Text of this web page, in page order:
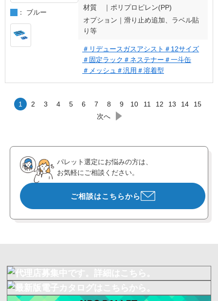
： ブルー
材質 ｜ ポリプロピレン(PP)
オプション｜ 滑り止め追加、ラベル貼
り等
＃リデュースガスアシスト ＃12サイズ
＃固定ラック ＃ネステナー ＃一斗缶
＃メッシュ ＃汎用 ＃溶着型
1 2 3 4 5 6 7 8 9 10 11 12 13 14
15
次へ
パレット選定にお悩みの方は、
お気軽にご相談ください。
ご相談はこちらから